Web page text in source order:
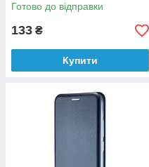
Готово до відправки
133 ₴
Купити